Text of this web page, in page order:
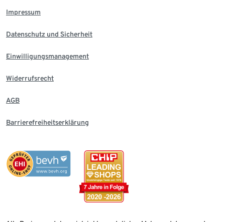
Impressum
Datenschutz und Sicherheit
Einwilligungsmanagement
Widerrufsrecht
AGB
Barrierefreiheitserklärung